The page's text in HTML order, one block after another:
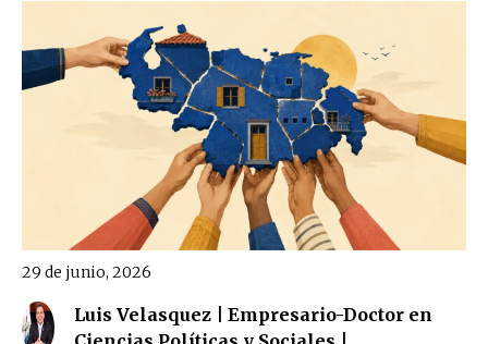
Luis Velasquez | Empresario-Doctor en
29 de junio, 2026